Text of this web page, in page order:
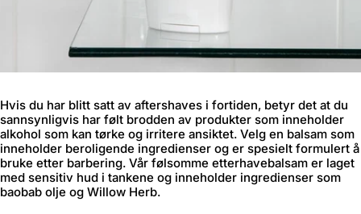
Hvis du har blitt satt av aftershaves i fortiden, betyr det at du
sannsynligvis har følt brodden av produkter som inneholder
alkohol som kan tørke og irritere ansiktet. Velg en balsam som
inneholder beroligende ingredienser og er spesielt formulert å
bruke etter barbering. Vår følsomme etterhavebalsam er laget
med sensitiv hud i tankene og inneholder ingredienser som
baobab olje og Willow Herb.